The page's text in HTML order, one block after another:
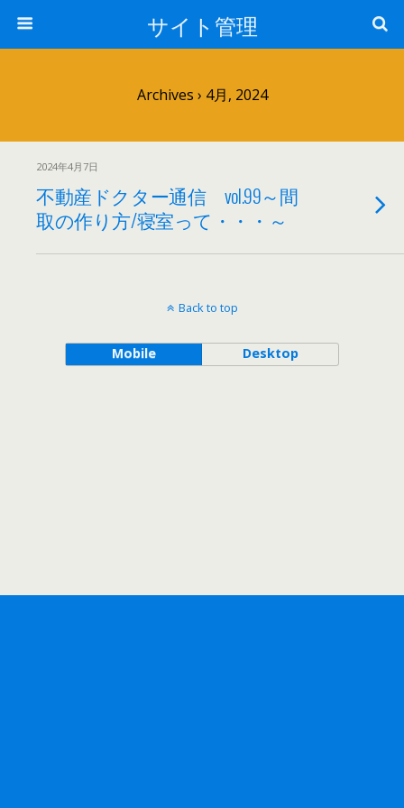
サイト管理
Archives › 4月, 2024
2024年4月7日
不動産ドクター通信 vol.99～間
取の作り方/寝室って・・・～
Back to top
Mobile Desktop